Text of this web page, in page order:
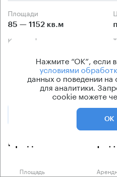
Площади
85 — 1152 кв.м
Класс офисов
Кондиционирование
центральное
Предложения по
Площадь
Нажмите “ОК”, если
условиями
данных о поведении
для аналитики.
cookie можете
ОК